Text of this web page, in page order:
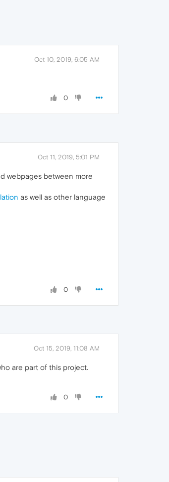
Oct 10, 2019, 6:05 AM
0
Oct 11, 2019, 5:01 PM
webpages between more
as well as other language
0
Oct 15, 2019, 11:08 AM
are part of this project.
0